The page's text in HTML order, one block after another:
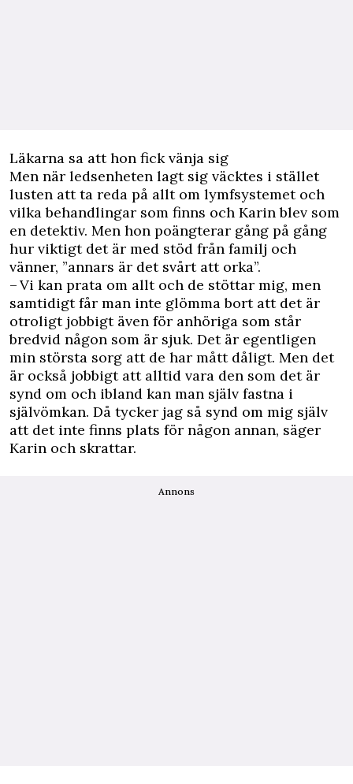
Läkarna sa att hon fick vänja sig
Men när ledsenheten lagt sig väcktes i stället
lusten att ta reda på allt om lymfsystemet och
vilka behandlingar som finns och Karin blev som
en detektiv. Men hon poängterar gång på gång
hur viktigt det är med stöd från familj och
vänner, ”annars är det svårt att orka”.
– Vi kan prata om allt och de stöttar mig, men
samtidigt får man inte glömma bort att det är
otroligt jobbigt även för anhöriga som står
bredvid någon som är sjuk. Det är egentligen
min största sorg att de har mått dåligt. Men det
är också jobbigt att alltid vara den som det är
synd om och ibland kan man själv fastna i
självömkan. Då tycker jag så synd om mig själv
att det inte finns plats för någon annan, säger
Karin och skrattar.
Annons